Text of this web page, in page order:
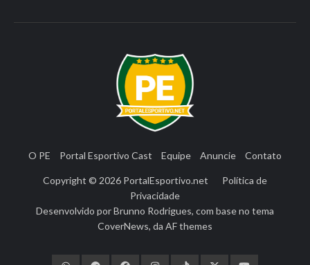
O PE Portal Esportivo Cast Equipe Anuncie Contato
Copyright © 2026 PortalEsportivo.net
Política de
Privacidade
Desenvolvido porBrunno Rodrigues, com base no tema
CoverNews, da AF themes